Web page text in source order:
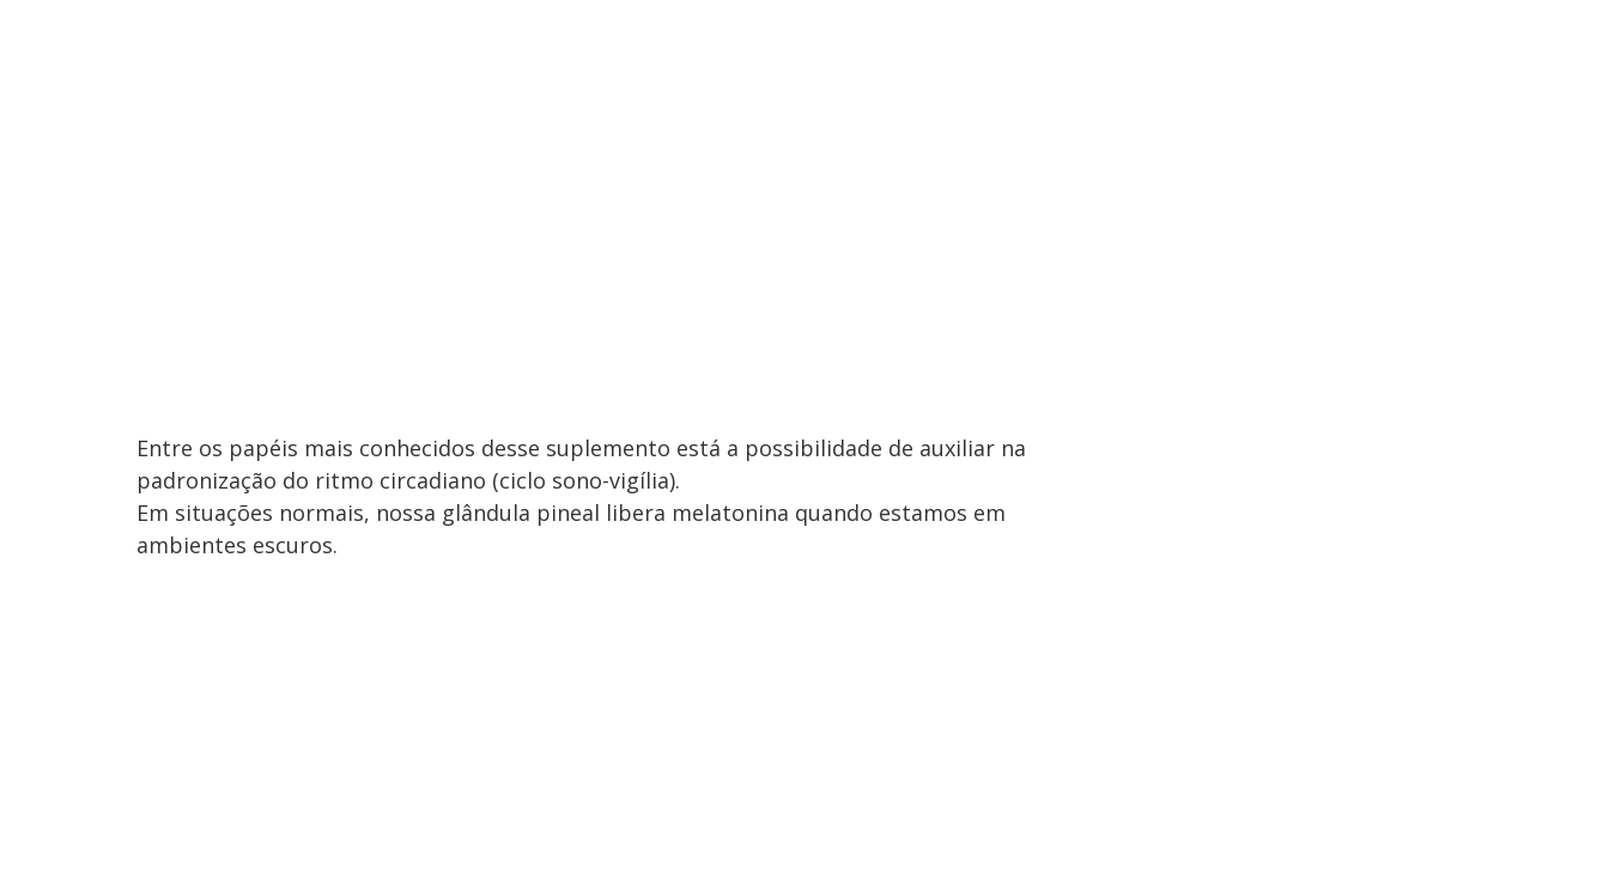
Entre os papéis mais conhecidos desse suplemento está a possibilidade de auxiliar na
padronização do ritmo circadiano (ciclo sono-vigília).
Em situações normais, nossa glândula pineal libera melatonina quando estamos em
ambientes escuros.